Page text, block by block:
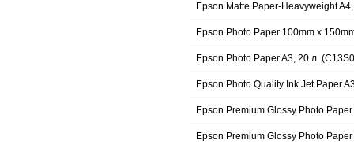
Epson Matte Paper-Heavyweight
Epson Photo Paper 100mm x
Epson Photo Paper A3, 20 л.
Epson Photo Quality Ink Jet Paper
Epson Premium Glossy Photo
Epson Premium Glossy Photo